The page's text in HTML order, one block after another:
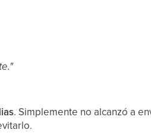
. Simplemente no alcanzó a